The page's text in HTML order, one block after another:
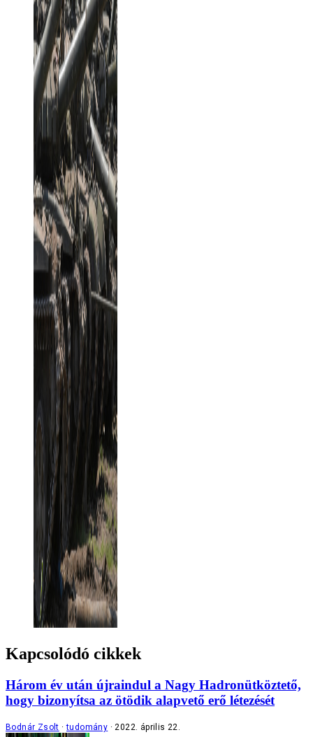
Kapcsolódó cikkek
Három év után újraindul a Nagy Hadronütköztető,
hogy bizonyítsa az ötödik alapvető erő létezését
Bodnár Zsolt tudomány 2022. április 22.